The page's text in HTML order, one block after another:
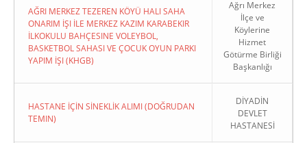
AĞRI MERKEZ TEZEREN KÖYÜ HALI SAHA
ONARIM İŞI İLE MERKEZ KAZIM KARABEKIR
İLKOKULU BAHÇESINE VOLEYBOL,
BASKETBOL SAHASI VE ÇOCUK OYUN PARKI
YAPIM İŞI (KHGB)
Ağrı Merkez
İlçe ve
Köylerine
Hizmet
Götürme Birliği
Başkanlığı
HASTANE İÇİN SİNEKLİK ALIMI (DOĞRUDAN
TEMIN)
DİYADİN
DEVLET
HASTANESİ